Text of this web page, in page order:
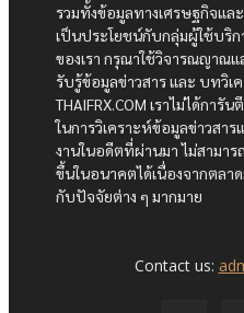
รวมทั้งข้อมูลทางเศรษฐกิจแ
เป็นประโยชน์กับกลุ่มผู้ใช้บริก
ของเรา กรุณาใช้วิจารณญาณ
รับรู้ข้อมูลข่าวสาร และ บทวิเ
THAIFRX.COM เราไม่ได้กา
ในการวิเคราะห์ข้อมูลข่าวสา
งานในอดีตที่ผ่านมา ไม่สามา
ขึ้นในอนาคตได้เนื่องจากตลา
กับปัจจัยต่าง ๆ มากมาย
Contact us: